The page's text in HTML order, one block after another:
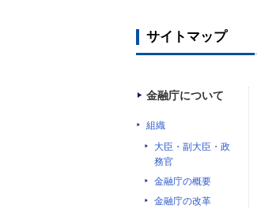
サイトマップ
金融庁について
組織
大臣・副大臣・政
務官
金融庁の概要
金融庁の改革